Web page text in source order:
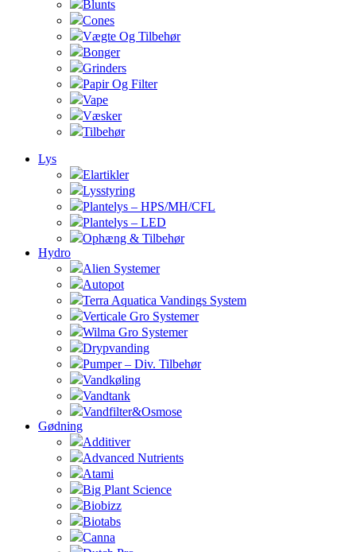
Blunts
Cones
Vægte Og Tilbehør
Bonger
Grinders
Papir Og Filter
Vape
Væsker
Tilbehør
Lys
Elartikler
Lysstyring
Plantelys – HPS/MH/CFL
Plantelys – LED
Ophæng & Tilbehør
Hydro
Alien Systemer
Autopot
Terra Aquatica Vandings System
Verticale Gro Systemer
Wilma Gro Systemer
Drypvanding
Pumper – Div. Tilbehør
Vandkøling
Vandtank
Vandfilter&Osmose
Gødning
Additiver
Advanced Nutrients
Atami
Big Plant Science
Biobizz
Biotabs
Canna